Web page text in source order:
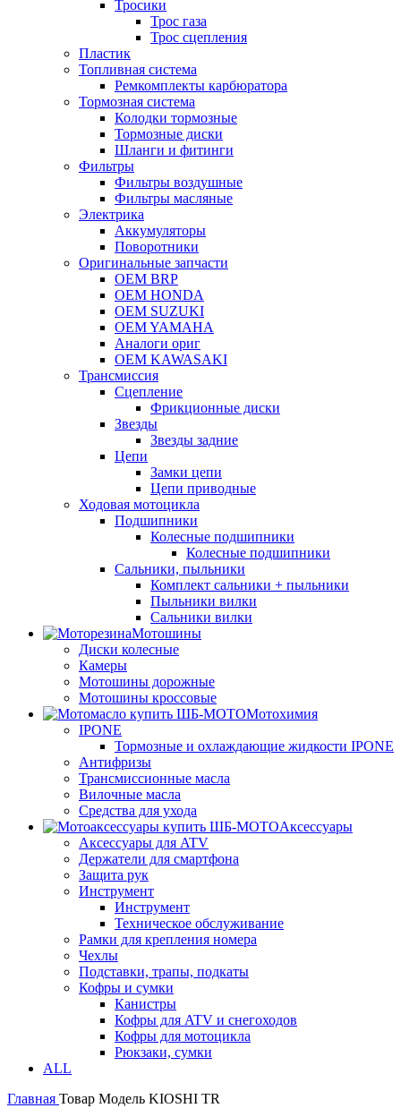
Тросики
Трос газа
Трос сцепления
Пластик
Топливная система
Ремкомплекты карбюратора
Тормозная система
Колодки тормозные
Тормозные диски
Шланги и фитинги
Фильтры
Фильтры воздушные
Фильтры масляные
Электрика
Аккумуляторы
Поворотники
Оригинальные запчасти
OEM BRP
OEM HONDA
OEM SUZUKI
OEM YAMAHA
Аналоги ориг
OEM KAWASAKI
Трансмиссия
Cцепление
Фрикционные диски
Звезды
Звезды задние
Цепи
Замки цепи
Цепи приводные
Ходовая мотоцикла
Подшипники
Колесные подшипники
Колесные подшипники
Сальники, пыльники
Комплект сальники + пыльники
Пыльники вилки
Сальники вилки
Мотошины
Диски колесные
Камеры
Мотошины дорожные
Мотошины кроссовые
Мотохимия
IPONE
Тормозные и охлаждающие жидкости IPONE
Антифризы
Трансмиссионные масла
Вилочные масла
Средства для ухода
Аксессуары
Аксессуары для ATV
Держатели для смартфона
Защита рук
Инструмент
Инструмент
Техническое обслуживание
Рамки для крепления номера
Чехлы
Подставки, трапы, подкаты
Кофры и сумки
Канистры
Кофры для ATV и снегоходов
Кофры для мотоцикла
Рюкзаки, сумки
ALL
Главная Товар Модель KIOSHI TR